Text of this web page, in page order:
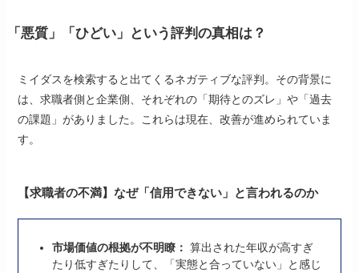
「悪質」「ひどい」という評判の真相は？
ミイダスを検索すると出てくるネガティブな評判。その背景に
は、求職者側と企業側、それぞれの「期待とのズレ」や「過去
の課題」がありました。これらは現在、改善が進められていま
す。
【求職者の不満】なぜ「信用できない」と言われるのか
市場価値の根拠が不明瞭： 算出された年収が高すぎ
たり低すぎたりして、「実態と合っていない」と感じ